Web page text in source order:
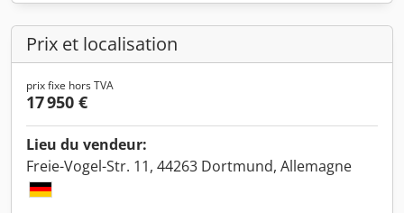
Prix et localisation
prix fixe hors TVA
17 950 €
Lieu du vendeur:
Freie-Vogel-Str. 11, 44263 Dortmund, Allemagne